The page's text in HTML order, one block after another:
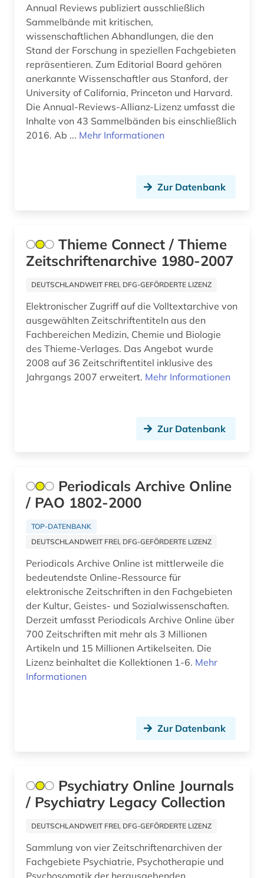
bibliografin (1)
bibliographie (51)
bibliometrie (3)
bibliothek (1)
bibliothekswesen (3)
bibliothekswissenschaft (1)
bildungspolitik (1)
bildverarbeitung (1)
bio- und geophysik (1)
biochemie (1)
biografie (5)
biomedizin (1)
bioshäre (1)
biotechnologie (2)
biowissenschaften (10)
bodenkunde (2)
botanik (8)
branchenberichte (2)
british library (1)
buchführung (2)
building information modeling (1)
Roemisches Reich (1)
Rumänien (3)
Russland, Sowjetunion (13)
Sachsen (2)
Sachsen-Anhalt (1)
Schleswig-Holstein (1)
Skandinavien (2)
Slowenien (4)
Spanien (7)
Suedamerika (7)
Suedostasien (4)
Suedosteuropa (7)
Thueringen (1)
USA (7)
Ungarn (6)
Zypern (1)
Annual Reviews publiziert ausschließlich
Sammelbände mit kritischen,
wissenschaftlichen Abhandlungen, die den
Stand der Forschung in speziellen Fachgebieten
repräsentieren. Zum Editorial Board gehören
anerkannte Wissenschaftler aus Stanford, der
University of California, Princeton und Harvard.
Die Annual-Reviews-Allianz-Lizenz umfasst die
Inhalte von 43 Sammelbänden bis einschließlich
2016. Ab ... Mehr Informationen
Zur Datenbank
Thieme Connect / Thieme
Zeitschriftenarchive 1980-2007
DEUTSCHLANDWEIT FREI, DFG-GEFÖRDERTE LIZENZ
Elektronischer Zugriff auf die Volltextarchive von
ausgewählten Zeitschriftentiteln aus den
Fachbereichen Medizin, Chemie und Biologie
des Thieme-Verlages. Das Angebot wurde
2008 auf 36 Zeitschriftentitel inklusive des
Jahrgangs 2007 erweitert. Mehr Informationen
Zur Datenbank
Periodicals Archive Online
/ PAO 1802-2000
TOP-DATENBANK
DEUTSCHLANDWEIT FREI, DFG-GEFÖRDERTE LIZENZ
Periodicals Archive Online ist mittlerweile die
bedeutendste Online-Ressource für
elektronische Zeitschriften in den Fachgebieten
der Kultur, Geistes- und Sozialwissenschaften.
Derzeit umfasst Periodicals Archive Online über
700 Zeitschriften mit mehr als 3 Millionen
Artikeln und 15 Millionen Artikelseiten. Die
Lizenz beinhaltet die Kollektionen 1-6. Mehr
Informationen
Zur Datenbank
Psychiatry Online Journals
/ Psychiatry Legacy Collection
DEUTSCHLANDWEIT FREI, DFG-GEFÖRDERTE LIZENZ
Sammlung von vier Zeitschriftenarchiven der
Fachgebiete Psychiatrie, Psychotherapie und